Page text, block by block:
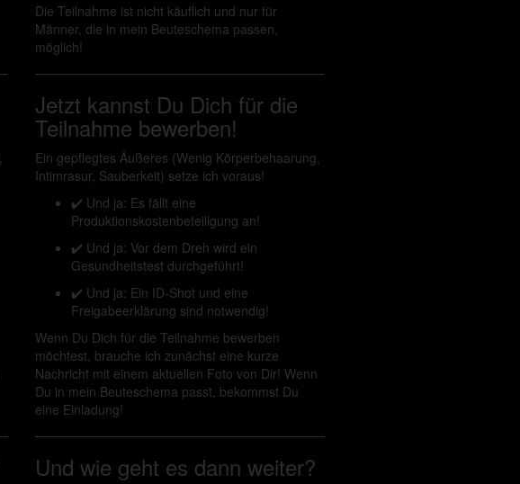
Die Teilnahme ist nicht käuflich und nur für
Männer, die in mein Beuteschema passen,
möglich!
Jetzt kannst Du Dich für die
Teilnahme bewerben!
Ein gepflegtes Äußeres (Wenig Körperbehaarung,
Intimrasur, Sauberkeit) setze ich voraus!
✔️ Und ja: Es fällt eine
Produktionskostenbeteiligung an!
✔️ Und ja: Vor dem Dreh wird ein
Gesundheitstest durchgeführt!
✔️ Und ja: Ein ID-Shot und eine
Freigabeerklärung sind notwendig!
Wenn Du Dich für die Teilnahme bewerben
möchtest, brauche ich zunächst eine kurze
Nachricht mit einem aktuellen Foto von Dir! Wenn
Du in mein Beuteschema passt, bekommst Du
eine Einladung!
Und wie geht es dann weiter?